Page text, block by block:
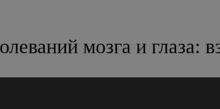
мозга и глаза: